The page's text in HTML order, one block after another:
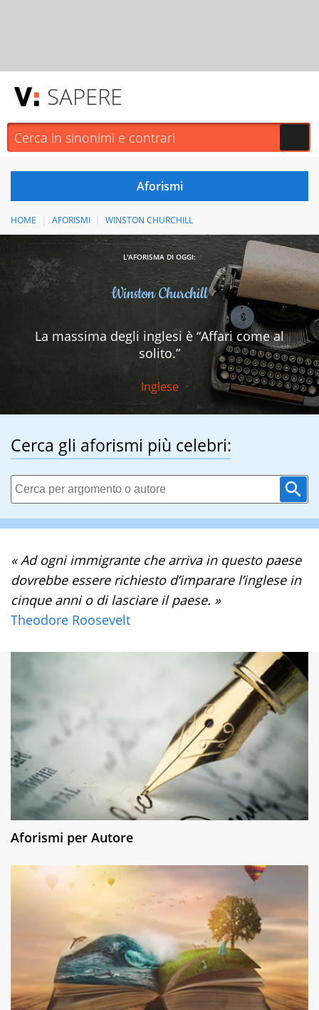
SAPERE
HOME AFORISMI WINSTON CHURCHILL
L'AFORISMA DI OGGI:
Winston Churchill
La massima degli inglesi è “Affari come al
solito.”
Inglese
Cerca gli aforismi più celebri:
« Ad ogni immigrante che arriva in questo paese
dovrebbe essere richiesto d’imparare l’inglese in
cinque anni o di lasciare il paese. »
Theodore Roosevelt
Aforismi per Autore